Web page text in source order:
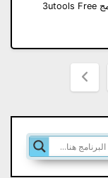
الكامل في جهازك الذي يستخدم نظام IOS. برنامج 3utools Free